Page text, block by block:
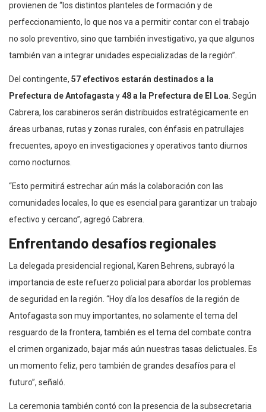
provienen de “los distintos planteles de formación y de
perfeccionamiento, lo que nos va a permitir contar con el trabajo
no solo preventivo, sino que también investigativo, ya que algunos
también van a integrar unidades especializadas de la región”.
Del contingente, 57 efectivos estarán destinados a la
Prefectura de Antofagastay48 a la Prefectura de El Loa. Según
Cabrera, los carabineros serán distribuidos estratégicamente en
áreas urbanas, rutas y zonas rurales, con énfasis en patrullajes
frecuentes, apoyo en investigaciones y operativos tanto diurnos
como nocturnos.
“Esto permitirá estrechar aún más la colaboración con las
comunidades locales, lo que es esencial para garantizar un trabajo
efectivo y cercano”, agregó Cabrera.
Enfrentando desafíos regionales
La delegada presidencial regional, Karen Behrens, subrayó la
importancia de este refuerzo policial para abordar los problemas
de seguridad en la región. “Hoy día los desafíos de la región de
Antofagasta son muy importantes, no solamente el tema del
resguardo de la frontera, también es el tema del combate contra
el crimen organizado, bajar más aún nuestras tasas delictuales. Es
un momento feliz, pero también de grandes desafíos para el
futuro”, señaló.
La ceremonia también contó con la presencia de la subsecretaria